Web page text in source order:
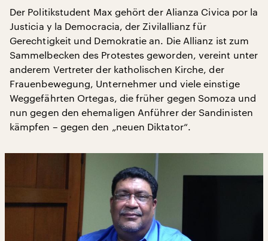
Der Politikstudent Max gehört der Alianza Civica por la
Justicia y la Democracia, der Zivilallianz für
Gerechtigkeit und Demokratie an. Die Allianz ist zum
Sammelbecken des Protestes geworden, vereint unter
anderem Vertreter der katholischen Kirche, der
Frauenbewegung, Unternehmer und viele einstige
Weggefährten Ortegas, die früher gegen Somoza und
nun gegen den ehemaligen Anführer der Sandinisten
kämpfen – gegen den „neuen Diktator“.